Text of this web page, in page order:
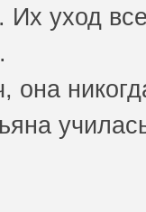
уход
она